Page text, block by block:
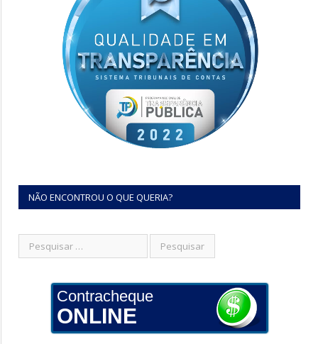
NÃO ENCONTROU O QUE QUERIA?
Contracheque
ONLINE